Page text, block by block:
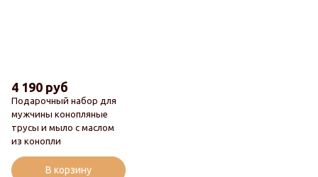
Новинка
Популярный
Подарочный набор для
мужчины конопляные
трусы и мыло с маслом
из конопли
4 190 руб
В корзину